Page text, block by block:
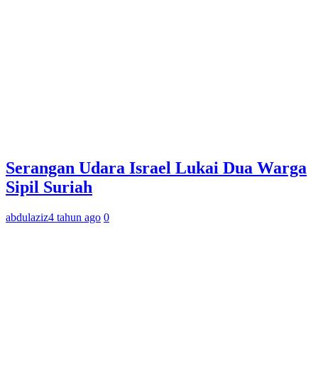
Serangan Udara Israel Lukai Dua Warga
Sipil Suriah
abdulaziz4 tahun ago 0